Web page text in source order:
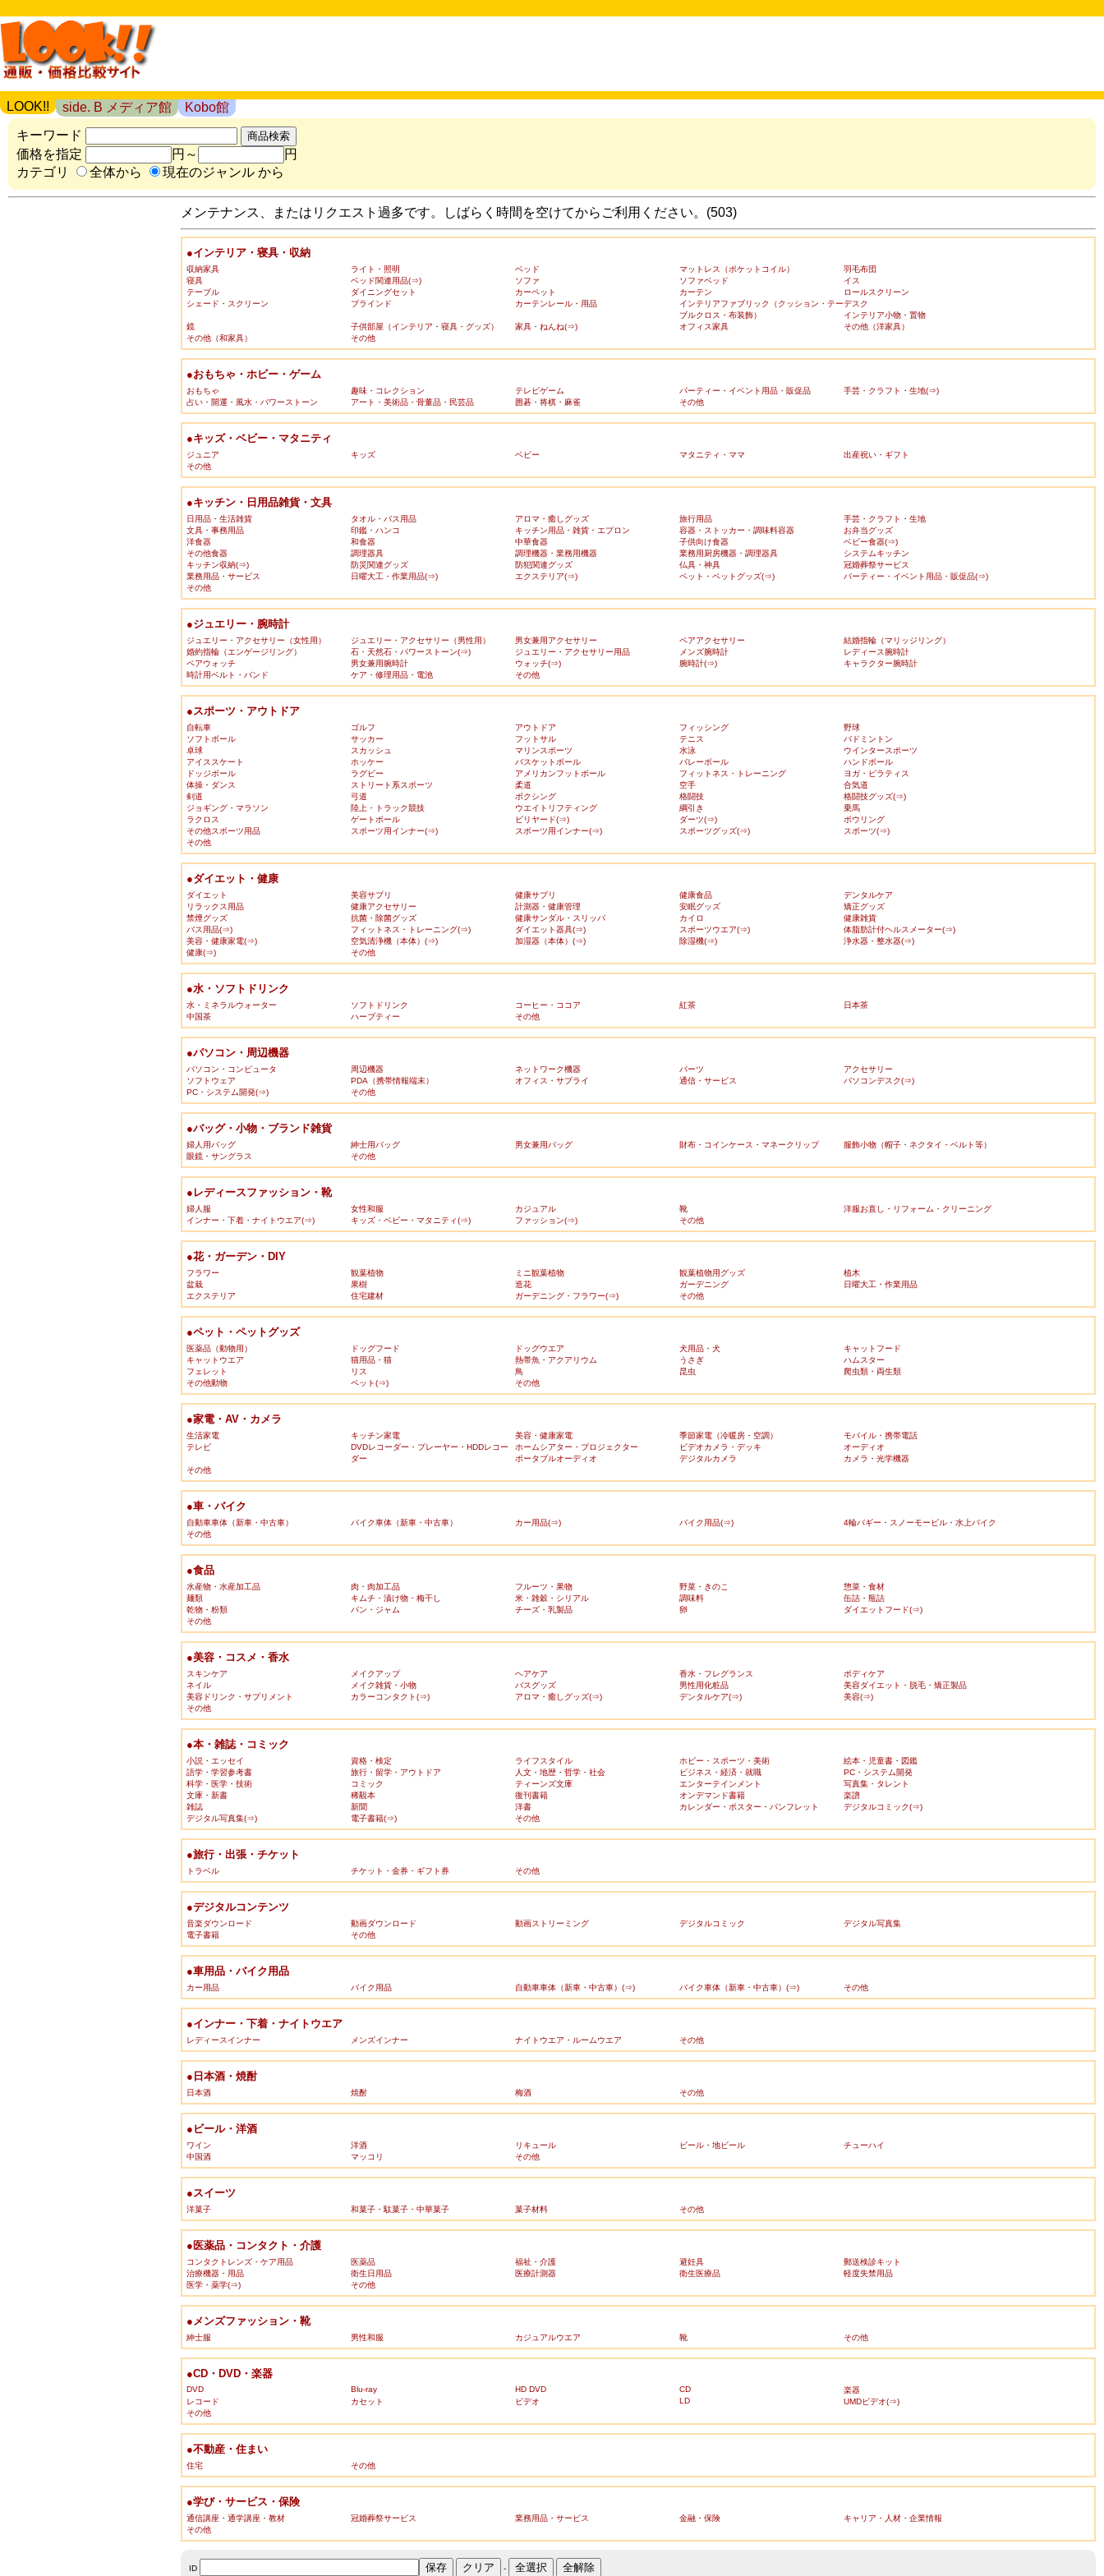
LOOK!! side. B メディア館
Kobo館
キーワード
価格を指定
円～
円
カテゴリ
全体から 現在のジャンル から
メンテナンス、またはリクエスト過多です。しばらく時間を空けてからご利用ください。(503)
●インテリア・寝具・収納
収納家具 ライト・照明 ベッド マットレス（ポケットコイル）
羽毛布団
寝具
ベッド関連用品(⇒) ソファ ソファベッド
イス
テーブル
ダイニングセット カーペット カーテン
ロールスクリーン
シェード・スクリーン
ブラインド カーテンレール・用品
インテリアファブリック（クッション・テー
ブルクロス・布装飾）
デスク
インテリア小物・置物
鏡
子供部屋（インテリア・寝具・グッズ） 家具・ねんね(⇒) オフィス家具
その他（洋家具）
その他（和家具）
その他
●おもちゃ・ホビー・ゲーム
おもちゃ 趣味・コレクション テレビゲーム パーティー・イベント用品・販促品
手芸・クラフト・生地(⇒)
占い・開運・風水・パワーストーン
アート・美術品・骨董品・民芸品 囲碁・将棋・麻雀 その他
●キッズ・ベビー・マタニティ
ジュニア キッズ ベビー マタニティ・ママ
出産祝い・ギフト
その他
●キッチン・日用品雑貨・文具
日用品・生活雑貨 タオル・バス用品 アロマ・癒しグッズ 旅行用品
手芸・クラフト・生地
文具・事務用品
印鑑・ハンコ キッチン用品・雑貨・エプロン 容器・ストッカー・調味料容器
お弁当グッズ
洋食器
和食器 中華食器 子供向け食器
ベビー食器(⇒)
その他食器
調理器具 調理機器・業務用機器 業務用厨房機器・調理器具
システムキッチン
キッチン収納(⇒)
防災関連グッズ 防犯関連グッズ 仏具・神具
冠婚葬祭サービス
業務用品・サービス
日曜大工・作業用品(⇒) エクステリア(⇒) ペット・ペットグッズ(⇒)
パーティー・イベント用品・販促品(⇒)
その他
●ジュエリー・腕時計
ジュエリー・アクセサリー（女性用） ジュエリー・アクセサリー（男性用） 男女兼用アクセサリー ペアアクセサリー
結婚指輪（マリッジリング）
婚約指輪（エンゲージリング）
石・天然石・パワーストーン(⇒) ジュエリー・アクセサリー用品 メンズ腕時計
レディース腕時計
ペアウォッチ
男女兼用腕時計 ウォッチ(⇒) 腕時計(⇒)
キャラクター腕時計
時計用ベルト・バンド
ケア・修理用品・電池 その他
●スポーツ・アウトドア
自転車 ゴルフ アウトドア フィッシング
野球
ソフトボール
サッカー フットサル テニス
バドミントン
卓球
スカッシュ マリンスポーツ 水泳
ウインタースポーツ
アイススケート
ホッケー バスケットボール バレーボール
ハンドボール
ドッジボール
ラグビー アメリカンフットボール フィットネス・トレーニング
ヨガ・ピラティス
体操・ダンス
ストリート系スポーツ 柔道 空手
合気道
剣道
弓道 ボクシング 格闘技
格闘技グッズ(⇒)
ジョギング・マラソン
陸上・トラック競技 ウエイトリフティング 綱引き
乗馬
ラクロス
ゲートボール ビリヤード(⇒) ダーツ(⇒)
ボウリング
その他スポーツ用品
スポーツ用インナー(⇒) スポーツ用インナー(⇒) スポーツグッズ(⇒)
スポーツ(⇒)
その他
●ダイエット・健康
ダイエット 美容サプリ 健康サプリ 健康食品
デンタルケア
リラックス用品
健康アクセサリー 計測器・健康管理 安眠グッズ
矯正グッズ
禁煙グッズ
抗菌・除菌グッズ 健康サンダル・スリッパ カイロ
健康雑貨
バス用品(⇒)
フィットネス・トレーニング(⇒) ダイエット器具(⇒) スポーツウエア(⇒)
体脂肪計付ヘルスメーター(⇒)
美容・健康家電(⇒)
空気清浄機（本体）(⇒) 加湿器（本体）(⇒) 除湿機(⇒)
浄水器・整水器(⇒)
健康(⇒)
その他
●水・ソフトドリンク
水・ミネラルウォーター ソフトドリンク コーヒー・ココア 紅茶
日本茶
中国茶
ハーブティー その他
●パソコン・周辺機器
パソコン・コンピュータ 周辺機器 ネットワーク機器 パーツ
アクセサリー
ソフトウェア
PDA（携帯情報端末） オフィス・サプライ 通信・サービス
パソコンデスク(⇒)
PC・システム開発(⇒)
その他
●バッグ・小物・ブランド雑貨
婦人用バッグ 紳士用バッグ 男女兼用バッグ 財布・コインケース・マネークリップ
服飾小物（帽子・ネクタイ・ベルト等）
眼鏡・サングラス
その他
●レディースファッション・靴
婦人服 女性和服 カジュアル 靴
洋服お直し・リフォーム・クリーニング
インナー・下着・ナイトウエア(⇒)
キッズ・ベビー・マタニティ(⇒) ファッション(⇒) その他
●花・ガーデン・DIY
フラワー 観葉植物 ミニ観葉植物 観葉植物用グッズ
植木
盆栽
果樹 造花 ガーデニング
日曜大工・作業用品
エクステリア
住宅建材 ガーデニング・フラワー(⇒) その他
●ペット・ペットグッズ
医薬品（動物用） ドッグフード ドッグウエア 犬用品・犬
キャットフード
キャットウエア
猫用品・猫 熱帯魚・アクアリウム うさぎ
ハムスター
フェレット
リス 鳥 昆虫
爬虫類・両生類
その他動物
ペット(⇒) その他
●家電・AV・カメラ
生活家電 キッチン家電 美容・健康家電 季節家電（冷暖房・空調）
モバイル・携帯電話
テレビ
DVDレコーダー・プレーヤー・HDDレコー
ダー
ホームシアター・プロジェクター ビデオカメラ・デッキ
オーディオ
ポータブルオーディオ
デジタルカメラ
カメラ・光学機器
その他
●車・バイク
自動車車体（新車・中古車） バイク車体（新車・中古車） カー用品(⇒) バイク用品(⇒)
4輪バギー・スノーモービル・水上バイク
その他
●食品
水産物・水産加工品 肉・肉加工品 フルーツ・果物 野菜・きのこ
惣菜・食材
麺類
キムチ・漬け物・梅干し 米・雑穀・シリアル 調味料
缶詰・瓶詰
乾物・粉類
パン・ジャム チーズ・乳製品 卵
ダイエットフード(⇒)
その他
●美容・コスメ・香水
スキンケア メイクアップ ヘアケア 香水・フレグランス
ボディケア
ネイル
メイク雑貨・小物 バスグッズ 男性用化粧品
美容ダイエット・脱毛・矯正製品
美容ドリンク・サプリメント
カラーコンタクト(⇒) アロマ・癒しグッズ(⇒) デンタルケア(⇒)
美容(⇒)
その他
●本・雑誌・コミック
小説・エッセイ 資格・検定 ライフスタイル ホビー・スポーツ・美術
絵本・児童書・図鑑
語学・学習参考書
旅行・留学・アウトドア 人文・地歴・哲学・社会 ビジネス・経済・就職
PC・システム開発
科学・医学・技術
コミック ティーンズ文庫 エンターテインメント
写真集・タレント
文庫・新書
稀覯本 復刊書籍 オンデマンド書籍
楽譜
雑誌
新聞 洋書 カレンダー・ポスター・パンフレット
デジタルコミック(⇒)
デジタル写真集(⇒)
電子書籍(⇒) その他
●旅行・出張・チケット
トラベル チケット・金券・ギフト券 その他
●デジタルコンテンツ
音楽ダウンロード 動画ダウンロード 動画ストリーミング デジタルコミック
デジタル写真集
電子書籍
その他
●車用品・バイク用品
カー用品 バイク用品 自動車車体（新車・中古車）(⇒) バイク車体（新車・中古車）(⇒) その他
●インナー・下着・ナイトウエア
レディースインナー メンズインナー ナイトウエア・ルームウエア その他
●日本酒・焼酎
日本酒 焼酎 梅酒 その他
●ビール・洋酒
ワイン 洋酒 リキュール ビール・地ビール
チューハイ
中国酒
マッコリ その他
●スイーツ
洋菓子 和菓子・駄菓子・中華菓子 菓子材料 その他
●医薬品・コンタクト・介護
コンタクトレンズ・ケア用品 医薬品 福祉・介護 避妊具
郵送検診キット
治療機器・用品
衛生日用品 医療計測器 衛生医療品
軽度失禁用品
医学・薬学(⇒)
その他
●メンズファッション・靴
紳士服 男性和服 カジュアルウエア 靴 その他
●CD・DVD・楽器
DVD Blu-ray HD DVD CD
楽器
レコード
カセット ビデオ LD
UMDビデオ(⇒)
その他
●不動産・住まい
住宅 その他
●学び・サービス・保険
通信講座・通学講座・教材 冠婚葬祭サービス 業務用品・サービス 金融・保険
キャリア・人材・企業情報
その他
ID -